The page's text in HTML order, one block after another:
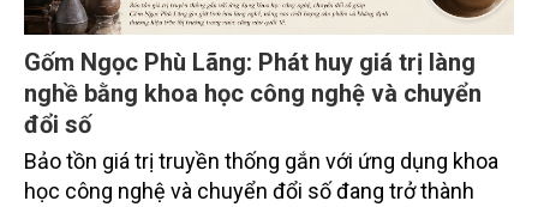
Gốm Ngọc Phù Lãng: Phát huy giá trị làng
nghề bằng khoa học công nghệ và chuyển
đổi số
Bảo tồn giá trị truyền thống gắn với ứng dụng khoa
học công nghệ và chuyển đổi số đang trở thành